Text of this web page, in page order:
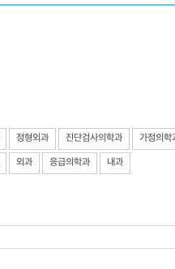
정형외과 진단검사의학과
가정의학
외과 응급의학과 내과